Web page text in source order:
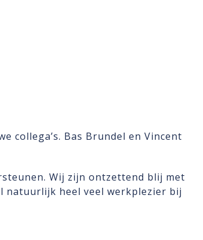
collega’s. Bas Brundel en Vincent
Wij zijn ontzettend blij met
natuurlijk heel veel werkplezier bij